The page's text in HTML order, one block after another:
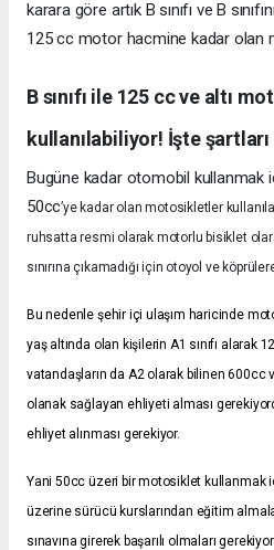
karara göre artık B sınıfı ve B
125 cc motor hacmine kadar olan
B sınıfı ile 125 cc ve altı
kullanılabiliyor! İşte şartları
Bugüne kadar otomobil kullanmak
50cc’ye kadar olan motosikletler
ruhsatta resmi olarak motorlu bisiklet
sınırına çıkamadığı için otoyol ve
Bu nedenle şehir içi ulaşım haricinde
yaş altında olan kişilerin A1 sınıfı alarak
vatandaşların da A2 olarak bilinen 600cc
olanak sağlayan ehliyeti alması
ehliyet alınması gerekiyor.
Yani 50cc üzeri bir motosiklet kullanmak
üzerine sürücü kurslarından eğitim
sınavına girerek başarılı olmaları